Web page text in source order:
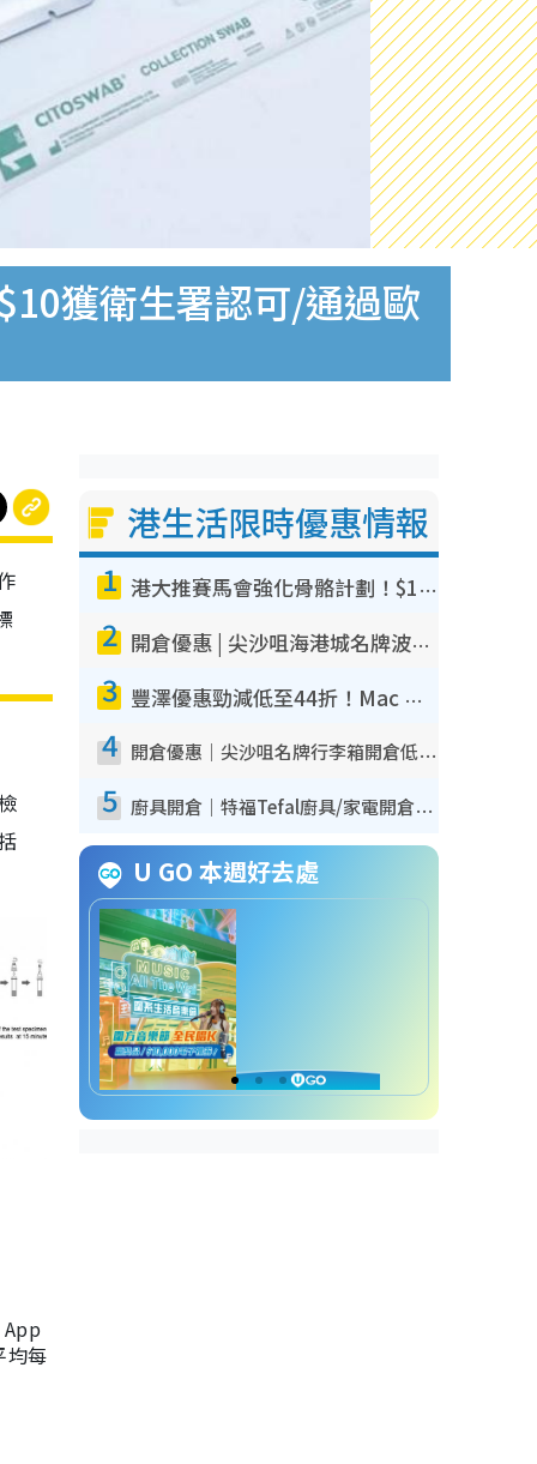
獲衛生署認可/通過歐
均每
港生活限時優惠情報
1 港大推賽馬會強化骨骼計劃！$100骨質密度X光檢查 完成免費運動訓練送超市禮券！附參加資格
2 開倉優惠 | 尖沙咀海港城名牌波鞋開倉低至1折！On鞋$899起／Joy&Peace鞋履$98起
3 豐澤優惠勁減低至44折！Mac mini/iPhone17Pro大減價！廚房家電$220起
4 開倉優惠｜尖沙咀名牌行李箱開倉低至4折！一連5日 American Tourister/ace./Hallmark $200起！
5 廚具開倉｜特福Tefal廚具/家電開倉低至3折！$220起買平底鍋/炒鑊/湯煲！電飯煲/吸塵機/燙斗$418起
U GO 本週好去處